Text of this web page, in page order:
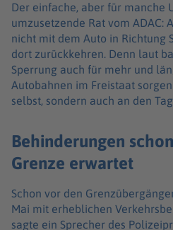
Der einfache, aber für manche
umzusetzende Rat vom ADAC:
nicht mit dem Auto in Richtung
dort zurückkehren. Denn laut
Sperrung auch für mehr und
Autobahnen im Freistaat
selbst, sondern auch an den
Behinderungen
Grenze erwartet
Schon vor den
Mai mit erheblichen
sagte ein Sprecher des